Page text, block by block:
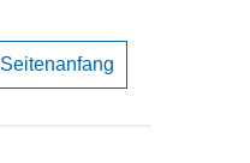
Seitenanfang